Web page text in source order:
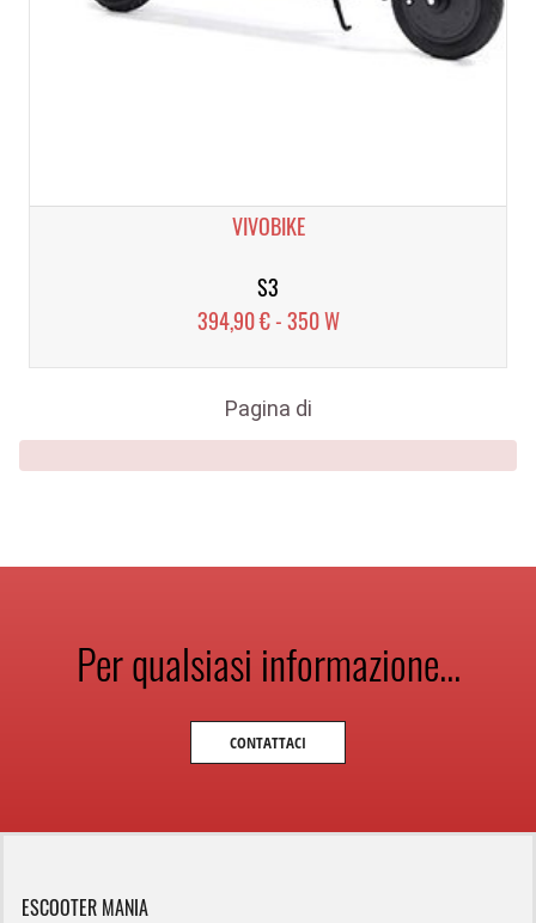
VIVOBIKE
S3
394,90 € - 350 W
Pagina di
Per qualsiasi informazione...
CONTATTACI
ESCOOTER MANIA